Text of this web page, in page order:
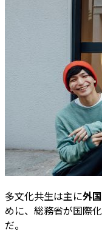
多文化共生は主に外
めに、総務省が国際
だ。